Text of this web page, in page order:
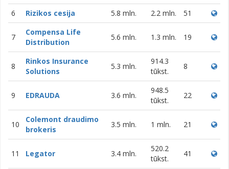
6 Rizikos cesija 5.8 mln. 2.2 mln. 51
7
Compensa Life
Distribution
5.6 mln. 1.3 mln. 19
8
Rinkos Insurance
Solutions
5.3 mln.
914.3
tūkst.
8
9 EDRAUDA 3.6 mln.
948.5
tūkst.
22
10
Colemont draudimo
brokeris
3.5 mln. 1 mln. 21
11 Legator 3.4 mln.
520.2
tūkst.
41